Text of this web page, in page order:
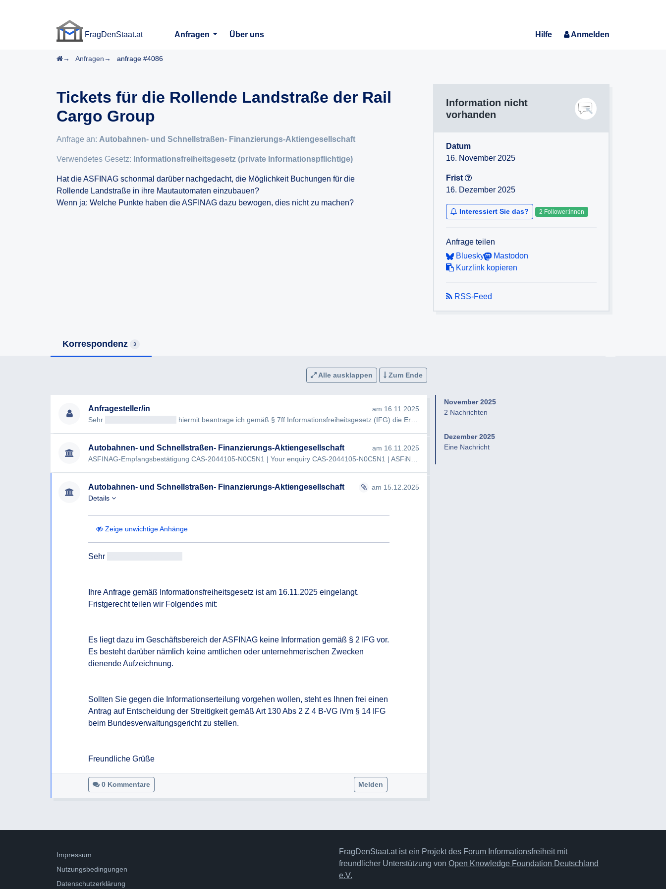
FragDenStaat.at
Anfragen
Über uns Hilfe Anmelden
Startseite
Anfragen anfrage #4086
Tickets für die Rollende Landstraße der Rail
Cargo Group
Anfrage an: Autobahnen- und Schnellstraßen- Finanzierungs-Aktiengesellschaft
Verwendetes Gesetz: Informationsfreiheitsgesetz (private Informationspflichtige)
Hat die ASFINAG schonmal darüber nachgedacht, die Möglichkeit Buchungen für die
Rollende Landstraße in ihre Mautautomaten einzubauen?
Wenn ja: Welche Punkte haben die ASFINAG dazu bewogen, dies nicht zu machen?
Information nicht
vorhanden
Datum
16. November 2025
Frist
16. Dezember 2025
Interessiert Sie das? 2 Follower:innen
Anfrage teilen
Bluesky
Mastodon
Kurzlink kopieren
RSS-Feed
Korrespondenz 3
Alle ausklappen Zum Ende
Anfragesteller/in
am 16.11.2025
Sehr
hiermit beantrage ich gemäß § 7ff Informationsfreiheitsgesetz (IFG) die Erteilung fo…
Autobahnen- und Schnellstraßen- Finanzierungs-Aktiengesellschaft
am 16.11.2025
Autobahnen- und Schnellstraßen- Finanzierungs-Aktiengesellschaft
am 15.12.2025
Details
Zeige unwichtige Anhänge
Sehr
Ihre Anfrage gemäß Informationsfreiheitsgesetz ist am 16.11.2025 eingelangt.
Fristgerecht teilen wir Folgendes mit:
Es liegt dazu im Geschäftsbereich der ASFINAG keine Information gemäß § 2 IFG vor.
Es besteht darüber nämlich keine amtlichen oder unternehmerischen Zwecken
dienende Aufzeichnung.
Sollten Sie gegen die Informationserteilung vorgehen wollen, steht es Ihnen frei einen
Antrag auf Entscheidung der Streitigkeit gemäß Art 130 Abs 2 Z 4 B-VG iVm § 14 IFG
beim Bundesverwaltungsgericht zu stellen.
Freundliche Grüße
0 Kommentare Melden
November 2025
2 Nachrichten
Dezember 2025
Eine Nachricht
Impressum
Nutzungsbedingungen
Datenschutzerklärung
FragDenStaat.at ist ein Projekt des Forum Informationsfreiheitmit
freundlicher Unterstützung von Open Knowledge Foundation Deutschland
e.V.